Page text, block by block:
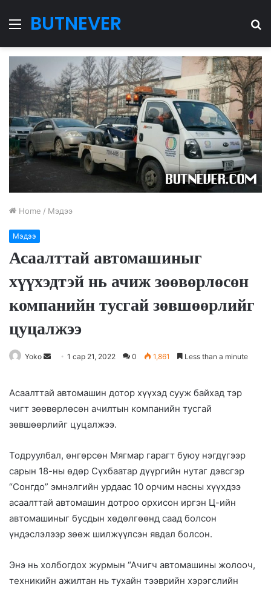
Menu
BUTNEVER
Home / Мэдээ
Мэдээ
Асаалттай автомашиныг
хүүхэдтэй нь ачиж зөөвөрлөсөн
компанийн тусгай зөвшөөрлийг
цуцалжээ
Yoko
a
n
m
a
i
l
1 сар 21, 2022 0 1,861 Less than a minute
Асаалттай автомашин дотор хүүхэд сууж байхад тэр
чигт зөөвөрлөсөн ачилтын компанийн тусгай
зөвшөөрлийг цуцалжээ.
Тодруулбал, өнгөрсөн Мягмар гарагт буюу нэгдүгээр
сарын 18-ны өдөр Сүхбаатар дүүргийн нутаг дэвсгэр
“Сонгдо” эмнэлгийн урдаас 10 орчим насны хүүхдээ
асаалттай автомашин дотроо орхисон иргэн Ц-ийн
автомашиныг бусдын хөдөлгөөнд саад болсон
үндэслэлээр зөөж шилжүүлсэн явдал болсон.
Энэ нь холбогдох журмын “Ачигч автомашины жолооч,
техникийн ажилтан нь тухайн тээврийн хэрэгслийн